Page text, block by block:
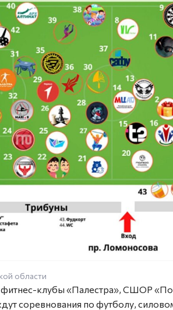
области
фитнес-клубы «Палестра», СШОР
соревнования по футболу,